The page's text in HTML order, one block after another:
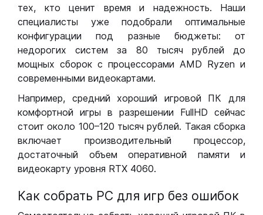
тех, кто ценит время и надежность. Наши
специалисты уже подобрали оптимальные
конфигурации под разные бюджеты: от
недорогих систем за 80 тысяч рублей до
мощных сборок с процессорами AMD Ryzen и
современными видеокартами.
Например, средний хороший игровой ПК для
комфортной игры в разрешении FullHD сейчас
стоит около 100–120 тысяч рублей. Такая сборка
включает производительный процессор,
достаточный объем оперативной памяти и
видеокарту уровня RTX 4060.
Как собрать РС для игр без ошибок